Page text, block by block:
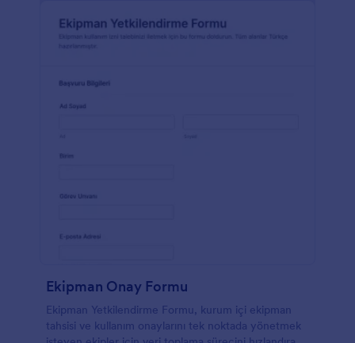
Ekipman Onay Formu
Ekipman Yetkilendirme Formu, kurum içi ekipman
tahsisi ve kullanım onaylarını tek noktada yönetmek